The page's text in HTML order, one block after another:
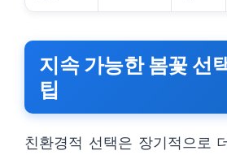
지속 가능한 봄꽃 선
팁
친환경적 선택은 장기적으로